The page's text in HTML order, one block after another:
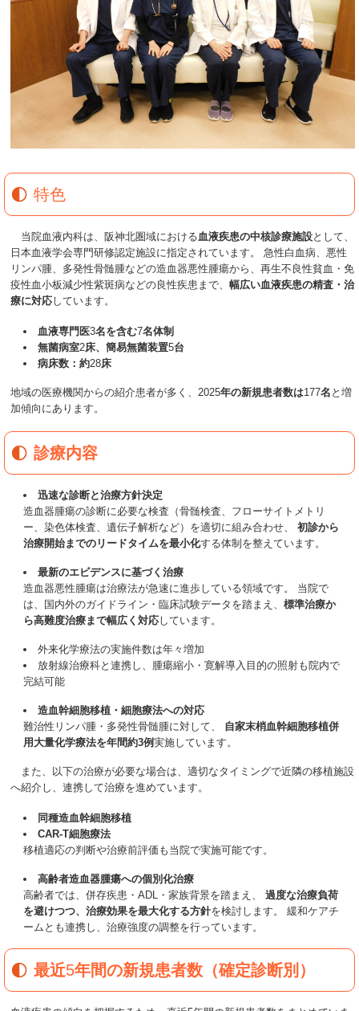
特色
当院血液内科は、阪神北圏域における 血液疾患の中核診療施設として、
日本血液学会専門研修認定施設に指定されています。 急性白血病、悪性
リンパ腫、多発性骨髄腫などの造血器悪性腫瘍から、再生不良性貧血・免
疫性血小板減少性紫斑病などの良性疾患まで、 幅広い血液疾患の精査・治
療に対応しています。
血液専門医3名を含む7名体制
無菌病室2床、簡易無菌装置5台
病床数：約28床
地域の医療機関からの紹介患者が多く、 2025年の新規患者数は177名 と増
加傾向にあります。
診療内容
迅速な診断と治療方針決定
造血器腫瘍の診断に必要な検査（骨髄検査、フローサイトメトリ
ー、染色体検査、遺伝子解析など）を適切に組み合わせ、 初診から
治療開始までのリードタイムを最小化する体制を整えています。
最新のエビデンスに基づく治療
造血器悪性腫瘍は治療法が急速に進歩している領域です。 当院で
は、国内外のガイドライン・臨床試験データを踏まえ、 標準治療か
ら高難度治療まで幅広く対応しています。
外来化学療法の実施件数は年々増加
放射線治療科と連携し、腫瘍縮小・寛解導入目的の照射も院内で
完結可能
造血幹細胞移植・細胞療法への対応
難治性リンパ腫・多発性骨髄腫に対して、 自家末梢血幹細胞移植併
用大量化学療法を年間約3例実施しています。
また、以下の治療が必要な場合は、適切なタイミングで近隣の移植施設
へ紹介し、連携して治療を進めています。
同種造血幹細胞移植
CAR-T細胞療法
移植適応の判断や治療前評価も当院で実施可能です。
高齢者造血器腫瘍への個別化治療
高齢者では、併存疾患・ ADL ・家族背景を踏まえ、 過度な治療負荷
を避けつつ、治療効果を最大化する方針を検討します。 緩和ケアチ
ームとも連携し、治療強度の調整を行っています。
最近5年間の新規患者数（確定診断別）